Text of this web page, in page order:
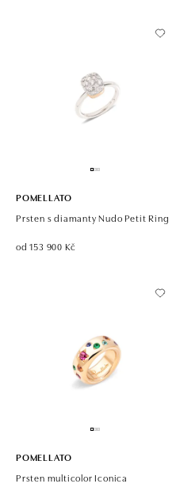
POMELLATO
Prsten s diamanty Nudo Petit Ring
od 153 900 Kč
POMELLATO
Prsten multicolor Iconica